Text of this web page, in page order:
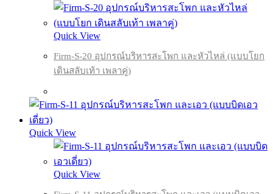
Quick View
Firm-S-20 อุปกรณ์บริหารสะโพก และหัวไหล่ (แบบโยก
เดินสลับเท้า เพลาคู่)
Quick View
Quick View